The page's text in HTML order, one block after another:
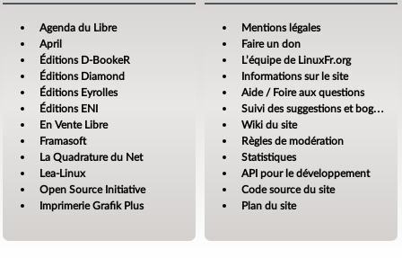
Agenda du Libre
April
Éditions D-BookeR
Éditions Diamond
Éditions Eyrolles
Éditions ENI
En Vente Libre
Framasoft
La Quadrature du Net
Lea-Linux
Open Source Initiative
Imprimerie Grafik Plus
Mentions légales
Faire un don
L’équipe de LinuxFr.org
Informations sur le site
Aide / Foire aux questions
Suivi des suggestions et bogues
Wiki du site
Règles de modération
Statistiques
API pour le développement
Code source du site
Plan du site